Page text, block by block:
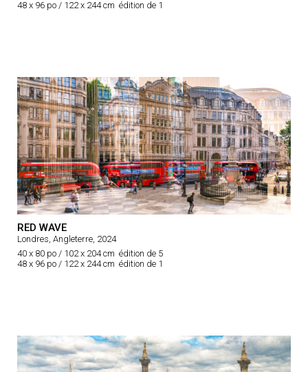
48 x 96 po / 122 x 244 cm édition de 1
RED WAVE
Londres, Angleterre, 2024
40 x 80 po / 102 x 204 cm édition de 5
48 x 96 po / 122 x 244 cm édition de 1